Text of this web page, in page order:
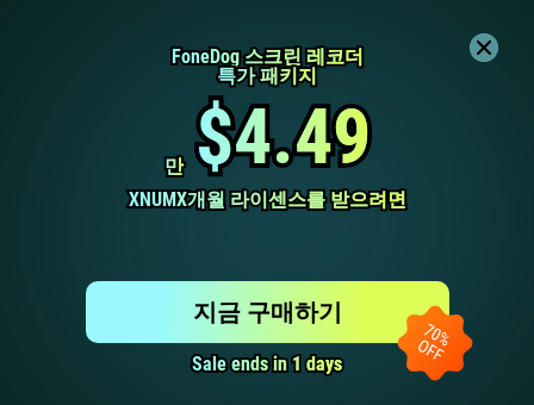
FoneDog 스크린 레코더
FoneDog 스크린 레코더
특가 패키지
특가 패키지
만
만 $4.49
$4.49
XNUMX개월 라이센스를 받으려면
XNUMX개월 라이센스를 받으려면
Sale ends in 1 days
Sale ends in 1 days
지금 구매하기